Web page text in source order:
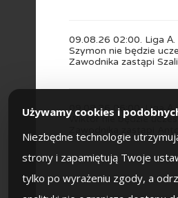
09.08.26 02:00. Liga А.
Szymon nie będzie
Zawodnika zastąpi
09.08.26 06:00. Liga А.
Wiktor nie będzie
Używamy cookies i
Niezbędne technologie
strony i zapamiętują Twoje
tylko po wyrażeniu zgody, a